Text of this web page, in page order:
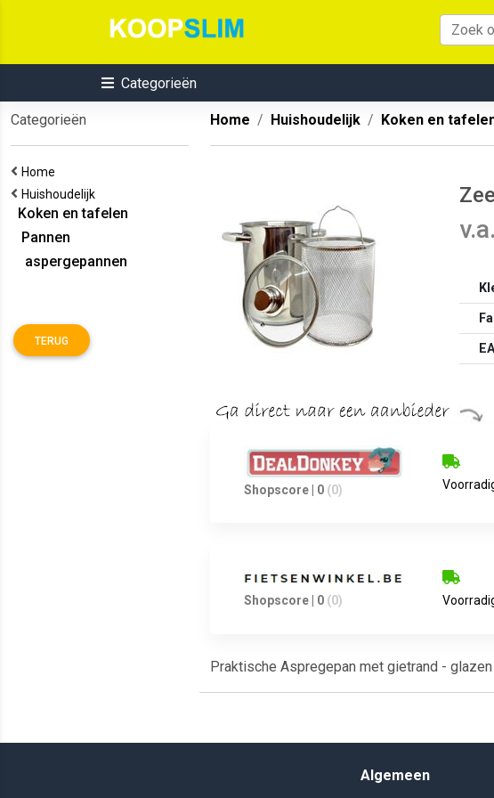
Categorieën
Categorieën
Home
Huishoudelijk
Koken en tafelen
Pannen
aspergepannen
TERUG
Home Huishoudelijk Koken en
v.a.
Shopscore | 0 (0)
Shopscore | 0 (0)
Praktische Aspregepan met gietrand -
Algemeen